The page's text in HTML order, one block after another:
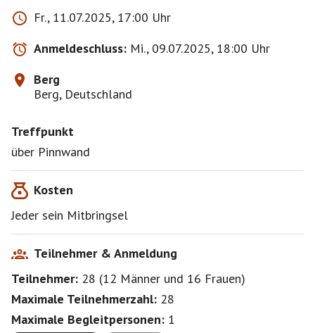
Die genaue Adresse folgt über Pinnwand. Zuerst
werden die Teilnehmer der Badmintongruppe
Badminton für Anfänger bestätigt.
Wir freuen uns auf einen wunderschönen Abend.
Fr., 11.07.2025, 17:00 Uhr
Anmeldeschluss: Mi., 09.07.2025, 18:00 Uhr
Berg
Berg, Deutschland
Treffpunkt
über Pinnwand
Kosten
Jeder sein Mitbringsel
Teilnehmer & Anmeldung
Teilnehmer: 28 (12 Männer und 16 Frauen)
Maximale Teilnehmerzahl: 28
Maximale Begleitpersonen: 1